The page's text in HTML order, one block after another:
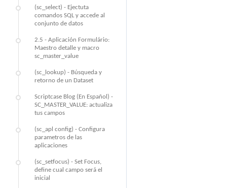
(sc_select) - Ejectuta
comandos SQL y accede al
conjunto de datos
2.5 - Aplicación Formulário:
Maestro detalle y macro
sc_master_value
(sc_lookup) - Búsqueda y
retorno de un Dataset
Scriptcase Blog (En Español) -
SC_MASTER_VALUE: actualiza
tus campos
(sc_apl config) - Configura
parametros de las
aplicaciones
(sc_setfocus) - Set Focus,
define cual campo será el
inicial